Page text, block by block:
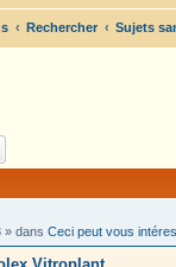
Rechercher Sujets
» dans Ceci peut vous
Vitroplant